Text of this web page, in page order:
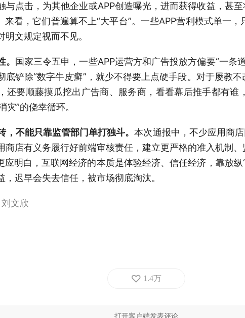
与点击，为其他企业或APP创造曝光，进而获得收益，甚
来看，它们普遍算不上“大平台”。一些APP营利模式单一
文规定视而不见。
国家三令五申，一些APP运营方和广告投放方偏要“一条
底铲除“数字牛皮癣”，就少不得要上点硬手段。对于屡教
还要顺藤摸瓜挖出广告商、服务商，看看幕后推手都有谁
灾”的侥幸循环。
，不能只靠监管部门单打独斗。本次通报中，不少应用商
商店有义务履行好前端审核责任，建立更严格的准入机制
应明白，互联网经济的本质是体验经济、信任经济，靠放纵
，迟早会失去信任，被市场彻底淘汰。
文欣
1.4万
打开客户端发表评论